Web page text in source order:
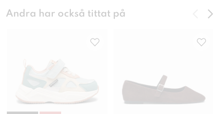
Andra har också tittat på